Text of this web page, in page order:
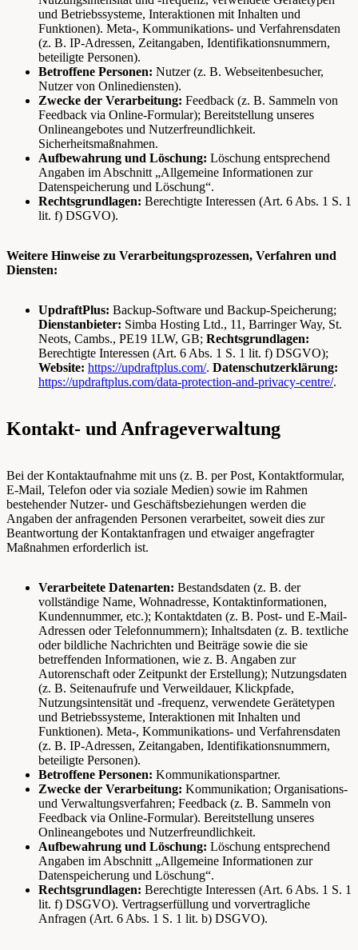
und Betriebssysteme, Interaktionen mit Inhalten und
Funktionen). Meta-, Kommunikations- und Verfahrensdaten
(z. B. IP-Adressen, Zeitangaben, Identifikationsnummern,
beteiligte Personen).
Betroffene Personen: Nutzer (z. B. Webseitenbesucher,
Nutzer von Onlinediensten).
Zwecke der Verarbeitung: Feedback (z. B. Sammeln von
Feedback via Online-Formular); Bereitstellung unseres
Onlineangebotes und Nutzerfreundlichkeit.
Sicherheitsmaßnahmen.
Aufbewahrung und Löschung: Löschung entsprechend
Angaben im Abschnitt „Allgemeine Informationen zur
Datenspeicherung und Löschung“.
Rechtsgrundlagen: Berechtigte Interessen (Art. 6 Abs. 1 S. 1
lit. f) DSGVO).
Weitere Hinweise zu Verarbeitungsprozessen, Verfahren und
Diensten:
UpdraftPlus: Backup-Software und Backup-Speicherung;
Dienstanbieter: Simba Hosting Ltd., 11, Barringer Way, St.
Neots, Cambs., PE19 1LW, GB; Rechtsgrundlagen:
Berechtigte Interessen (Art. 6 Abs. 1 S. 1 lit. f) DSGVO);
Website: https://updraftplus.com/. Datenschutzerklärung:
https://updraftplus.com/data-protection-and-privacy-centre/.
Kontakt- und Anfrageverwaltung
Bei der Kontaktaufnahme mit uns (z. B. per Post, Kontaktformular,
E-Mail, Telefon oder via soziale Medien) sowie im Rahmen
bestehender Nutzer- und Geschäftsbeziehungen werden die
Angaben der anfragenden Personen verarbeitet, soweit dies zur
Beantwortung der Kontaktanfragen und etwaiger angefragter
Maßnahmen erforderlich ist.
Verarbeitete Datenarten: Bestandsdaten (z. B. der
vollständige Name, Wohnadresse, Kontaktinformationen,
Kundennummer, etc.); Kontaktdaten (z. B. Post- und E-Mail-
Adressen oder Telefonnummern); Inhaltsdaten (z. B. textliche
oder bildliche Nachrichten und Beiträge sowie die sie
betreffenden Informationen, wie z. B. Angaben zur
Autorenschaft oder Zeitpunkt der Erstellung); Nutzungsdaten
(z. B. Seitenaufrufe und Verweildauer, Klickpfade,
Nutzungsintensität und -frequenz, verwendete Gerätetypen
und Betriebssysteme, Interaktionen mit Inhalten und
Funktionen). Meta-, Kommunikations- und Verfahrensdaten
(z. B. IP-Adressen, Zeitangaben, Identifikationsnummern,
beteiligte Personen).
Betroffene Personen: Kommunikationspartner.
Zwecke der Verarbeitung: Kommunikation; Organisations-
und Verwaltungsverfahren; Feedback (z. B. Sammeln von
Feedback via Online-Formular). Bereitstellung unseres
Onlineangebotes und Nutzerfreundlichkeit.
Aufbewahrung und Löschung: Löschung entsprechend
Angaben im Abschnitt „Allgemeine Informationen zur
Datenspeicherung und Löschung“.
Rechtsgrundlagen: Berechtigte Interessen (Art. 6 Abs. 1 S. 1
lit. f) DSGVO). Vertragserfüllung und vorvertragliche
Anfragen (Art. 6 Abs. 1 S. 1 lit. b) DSGVO).